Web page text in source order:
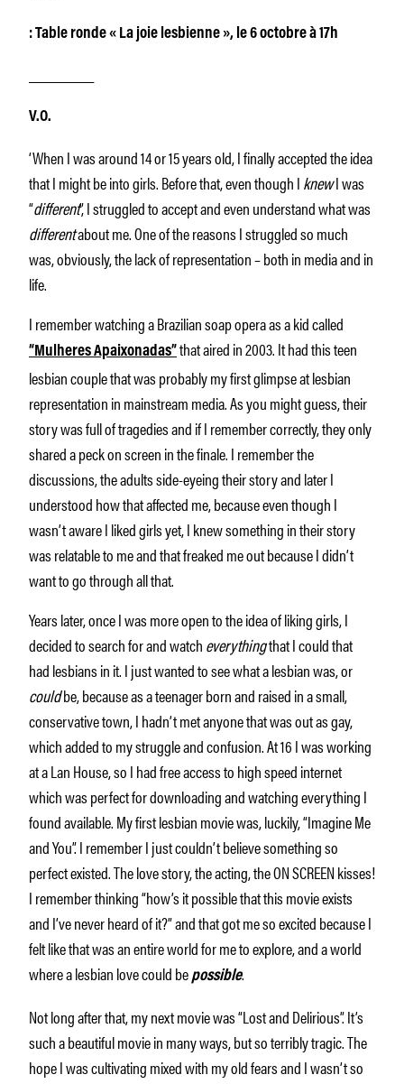
: Table ronde « La joie lesbienne », le 6 octobre à 17h
V.O.
‘When I was around 14 or 15 years old, I finally accepted the idea
that I might be into girls. Before that, even though IknewI was
“different”, I struggled to accept and even understand what was
differentabout me. One of the reasons I struggled so much
was, obviously, the lack of representation – both in media and in
life.
I remember watching a Brazilian soap opera as a kid called
“Mulheres Apaixonadas”that aired in 2003. It had this teen
lesbian couple that was probably my first glimpse at lesbian
representation in mainstream media. As you might guess, their
story was full of tragedies and if I remember correctly, they only
shared a peck on screen in the finale. I remember the
discussions, the adults side-eyeing their story and later I
understood how that affected me, because even though I
wasn’t aware I liked girls yet, I knew something in their story
was relatable to me and that freaked me out because I didn’t
want to go through all that.
Years later, once I was more open to the idea of liking girls, I
decided to search for and watcheverythingthat I could that
had lesbians in it. I just wanted to see what a lesbian was, or
couldbe, because as a teenager born and raised in a small,
conservative town, I hadn’t met anyone that was out as gay,
which added to my struggle and confusion. At 16 I was working
at a Lan House, so I had free access to high speed internet
which was perfect for downloading and watching everything I
found available. My first lesbian movie was, luckily, “Imagine Me
and You”. I remember I just couldn’t believe something so
perfect existed. The love story, the acting, the ON SCREEN kisses!
I remember thinking “how’s it possible that this movie exists
and I’ve never heard of it?” and that got me so excited because I
felt like that was an entire world for me to explore, and a world
where a lesbian love could bepossible.
Not long after that, my next movie was “Lost and Delirious”. It’s
such a beautiful movie in many ways, but so terribly tragic. The
hope I was cultivating mixed with my old fears and I wasn’t so